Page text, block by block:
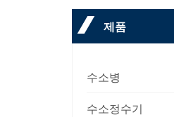
제품
수소병
수소정수기